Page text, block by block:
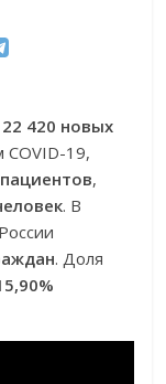
22 420 новых
COVID-19,
,
. В
. Доля